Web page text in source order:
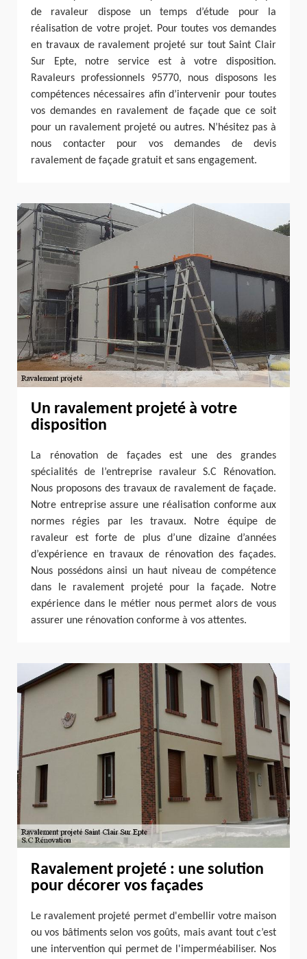
de ravaleur dispose un temps d’étude pour la
réalisation de votre projet. Pour toutes vos demandes
en travaux de ravalement projeté sur tout Saint Clair
Sur Epte, notre service est à votre disposition.
Ravaleurs professionnels 95770, nous disposons les
compétences nécessaires afin d’intervenir pour toutes
vos demandes en ravalement de façade que ce soit
pour un ravalement projeté ou autres. N’hésitez pas à
nous contacter pour vos demandes de devis
ravalement de façade gratuit et sans engagement.
Un ravalement projeté à votre
disposition
La rénovation de façades est une des grandes
spécialités de l’entreprise ravaleur S.C Rénovation.
Nous proposons des travaux de ravalement de façade.
Notre entreprise assure une réalisation conforme aux
normes régies par les travaux. Notre équipe de
ravaleur est forte de plus d’une dizaine d’années
d’expérience en travaux de rénovation des façades.
Nous possédons ainsi un haut niveau de compétence
dans le ravalement projeté pour la façade. Notre
expérience dans le métier nous permet alors de vous
assurer une rénovation conforme à vos attentes.
Ravalement projeté : une solution
pour décorer vos façades
Le ravalement projeté permet d'embellir votre maison
ou vos bâtiments selon vos goûts, mais avant tout c’est
une intervention qui permet de l'imperméabiliser. Nos